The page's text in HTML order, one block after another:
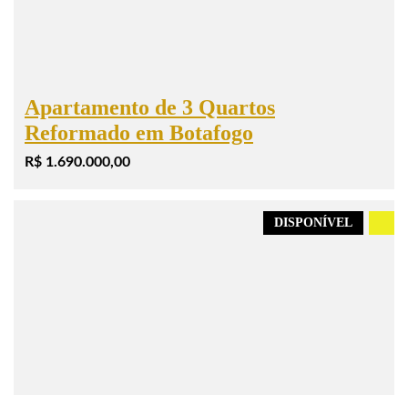
Apartamento de 3 Quartos
Reformado em Botafogo
R$ 1.690.000,00
DISPONÍVEL